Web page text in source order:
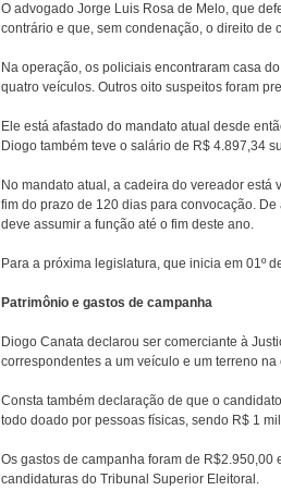
O advogado Jorge Luis Rosa de Melo, que
contrário e que, sem condenação, o direito
Na operação, os policiais encontraram casa
quatro veículos. Outros oito suspeitos foram
Ele está afastado do mandato atual desde
Diogo também teve o salário de R$ 4.897,34
No mandato atual, a cadeira do vereador
fim do prazo de 120 dias para convocação.
deve assumir a função até o fim deste ano.
Para a próxima legislatura, que inicia em 01º
Patrimônio e gastos de campanha
Diogo Canata declarou ser comerciante à
correspondentes a um veículo e um terreno na
Consta também declaração de que o
todo doado por pessoas físicas, sendo R$ 1
Os gastos de campanha foram de
candidaturas do Tribunal Superior Eleitoral.